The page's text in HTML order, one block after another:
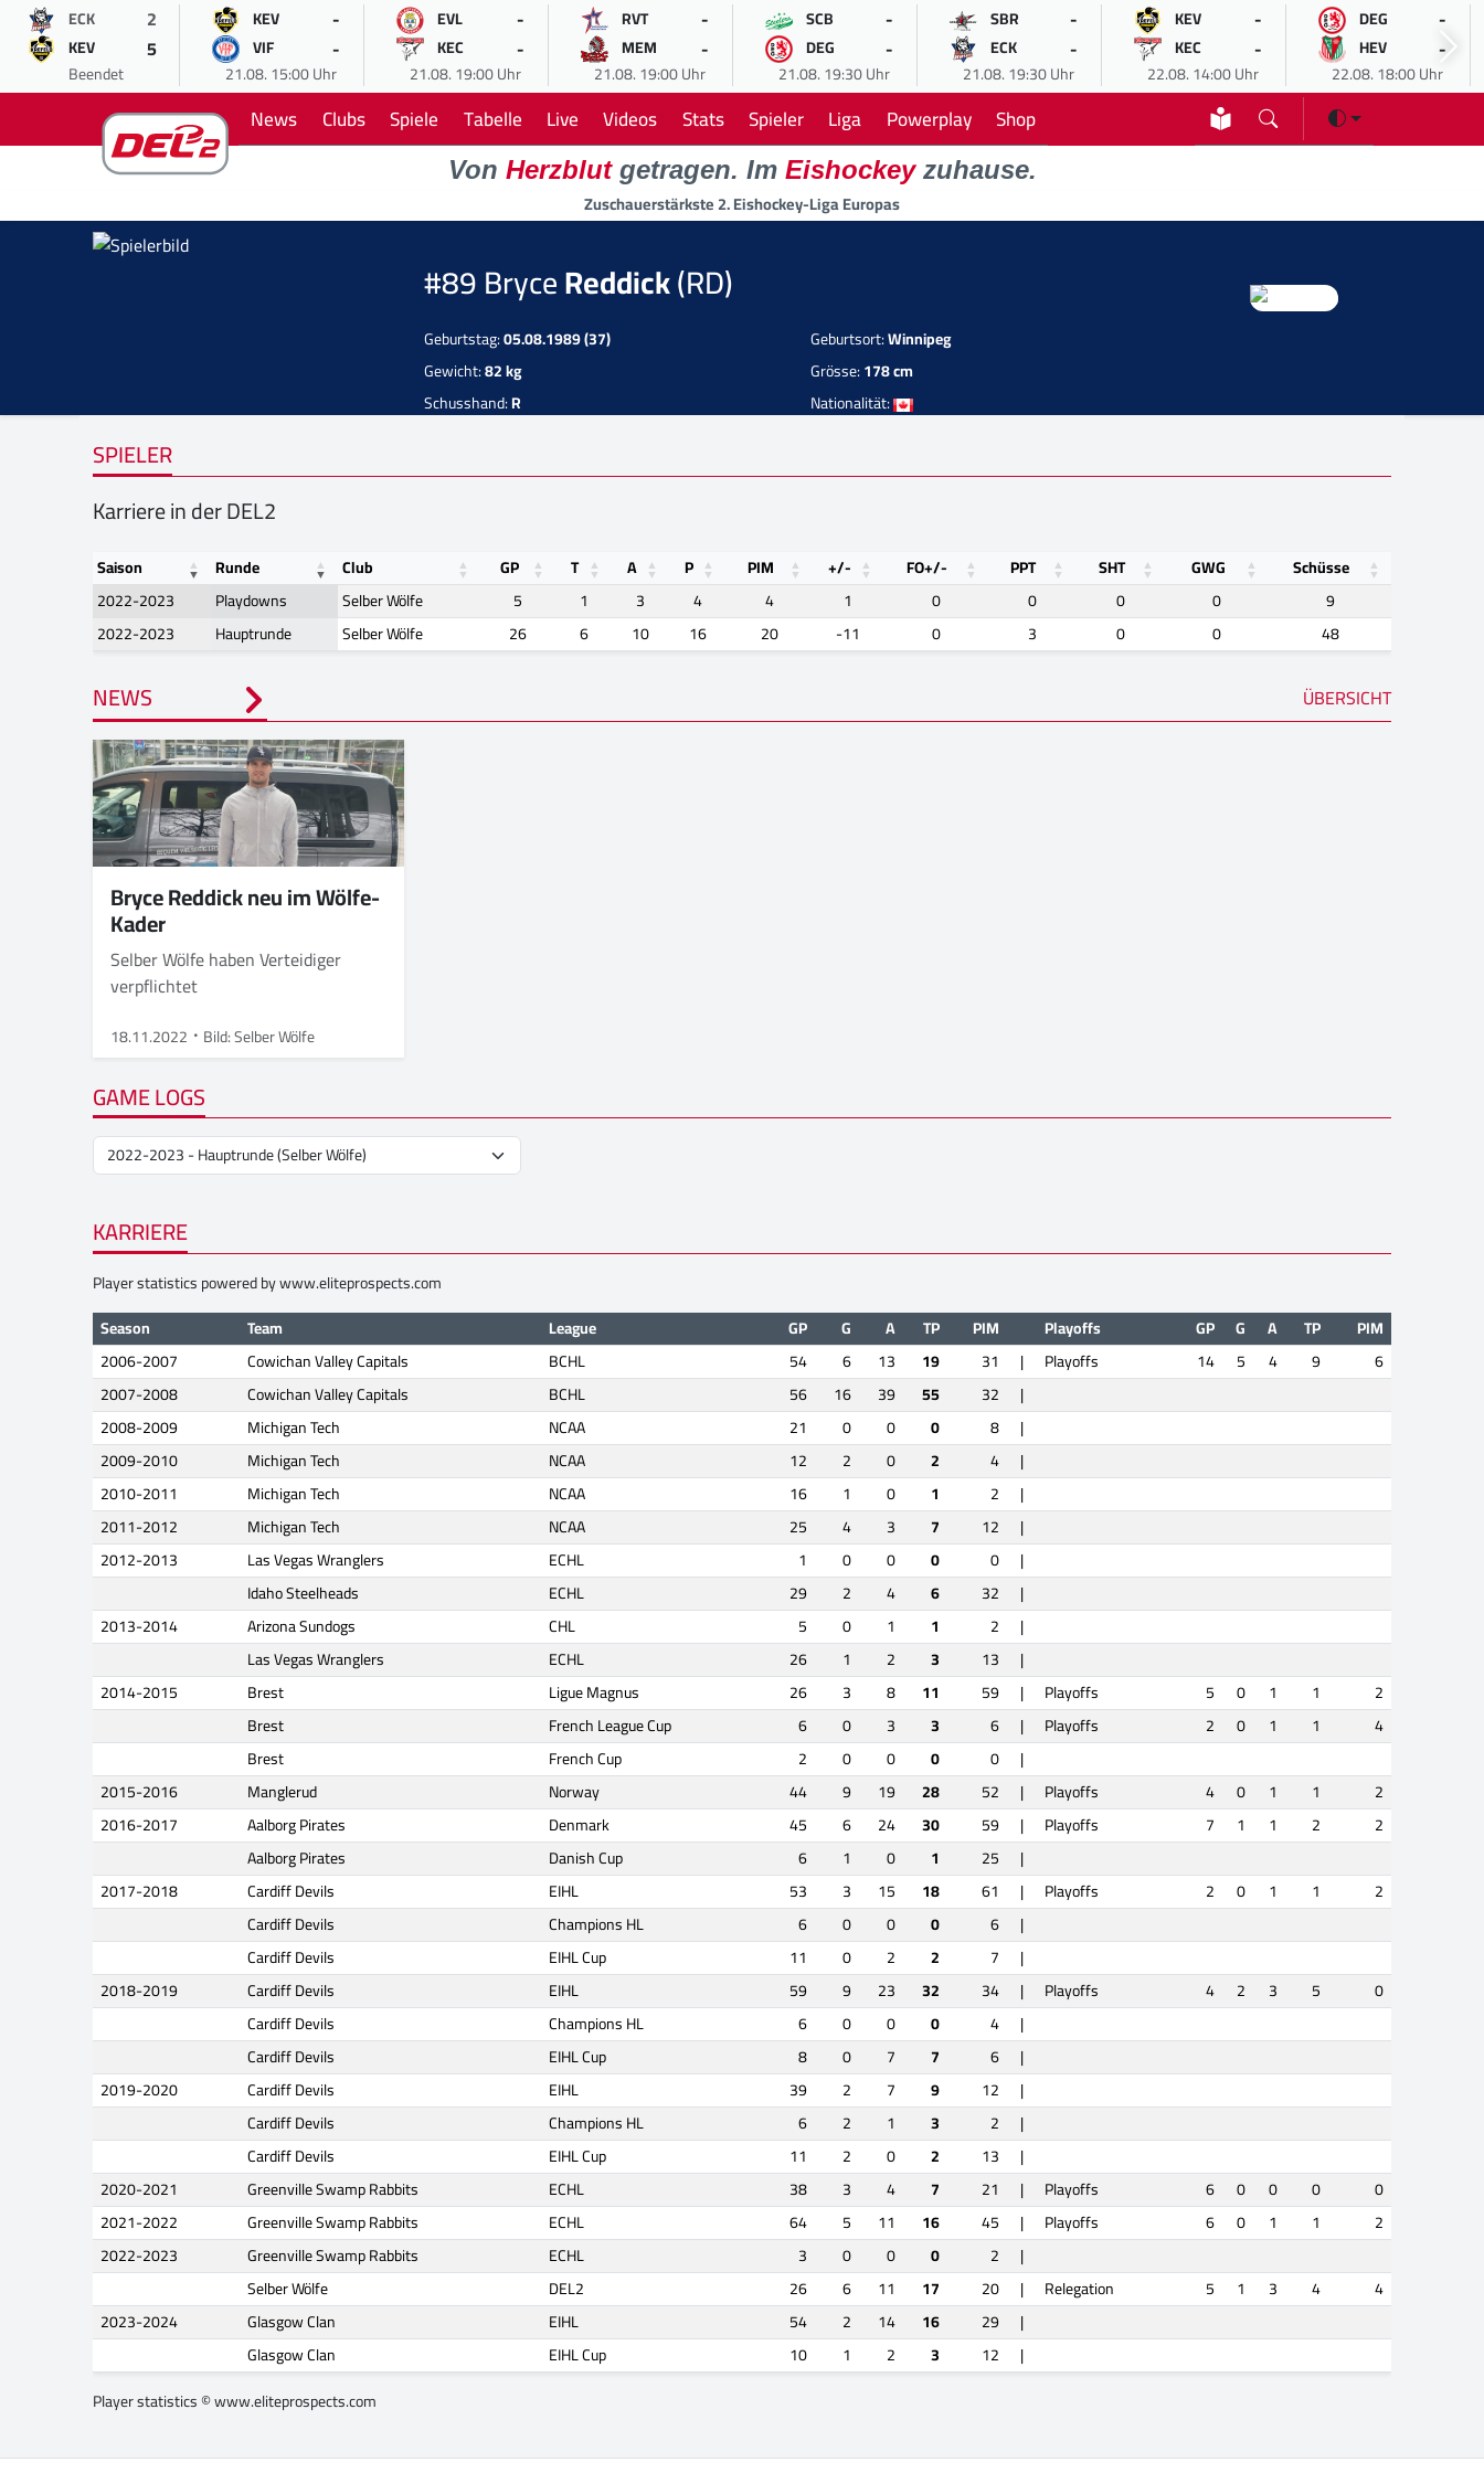
ECK 2
KEV 5
Beendet
KEV -
VIF -
21.08. 15:00 Uhr
EVL -
KEC -
21.08. 19:00 Uhr
RVT -
MEM -
21.08. 19:00 Uhr
SCB -
DEG -
21.08. 19:30 Uhr
SBR -
ECK -
21.08. 19:30 Uhr
KEV -
KEC -
22.08. 14:00 Uhr
DEG -
HEV -
22.08. 18:00 Uhr
News Clubs Spiele Tabelle Live Videos Stats Spieler Liga Powerplay Shop
Von Herzblutgetragen. Im Eishockeyzuhause.
Zuschauerstärkste 2. Eishockey-Liga Europas
#89 BryceReddick(RD)
Geburtstag:05.08.1989 (37) Geburtsort:Winnipeg
Gewicht:82 kg Grösse:178 cm
Schusshand:R Nationalität:
SPIELER
Karriere in der DEL2
Saison Runde Club GP T A P PIM +/- FO+/- PPT SHT GWG
Schüsse
2022-2023
Playdowns Selber Wölfe 5 1 3 4 4 1 0 0 0 0
9
2022-2023
Hauptrunde Selber Wölfe 26 6 10 16 20 -11 0 3 0 0 48
NEWS ÜBERSICHT
Bryce Reddick neu im Wölfe-
Kader
Selber Wölfe haben Verteidiger
verpflichtet
18.11.2022 Bild: Selber Wölfe
GAME LOGS
KARRIERE
Player statistics powered bywww.eliteprospects.com
Season
Team League GP G A TP PIM Playoffs GP G A TP
PIM
2006-2007
Cowichan Valley Capitals BCHL 54 6 13 19 31 | Playoffs 14 5 4 9
6
2007-2008
Cowichan Valley Capitals BCHL 56 16 39 55 32
|
2008-2009
Michigan Tech NCAA 21 0 0 0 8
|
2009-2010
Michigan Tech NCAA 12 2 0 2 4
|
2010-2011
Michigan Tech NCAA 16 1 0 1 2
|
2011-2012
Michigan Tech NCAA 25 4 3 7 12
|
2012-2013
Las Vegas Wranglers ECHL 1 0 0 0 0
|
Idaho Steelheads
ECHL 29 2 4 6 32
|
2013-2014
Arizona Sundogs CHL 5 0 1 1 2
|
Las Vegas Wranglers
ECHL 26 1 2 3 13
|
2014-2015
Brest Ligue Magnus 26 3 8 11 59 | Playoffs 5 0 1 1
2
Brest
French League Cup 6 0 3 3 6 | Playoffs 2 0 1 1
4
Brest
French Cup 2 0 0 0 0
|
2015-2016
Manglerud Norway 44 9 19 28 52 | Playoffs 4 0 1 1
2
2016-2017
Aalborg Pirates Denmark 45 6 24 30 59 | Playoffs 7 1 1 2
2
Aalborg Pirates
Danish Cup 6 1 0 1 25
|
2017-2018
Cardiff Devils EIHL 53 3 15 18 61 | Playoffs 2 0 1 1
2
Cardiff Devils
Champions HL 6 0 0 0 6
|
Cardiff Devils
EIHL Cup 11 0 2 2 7
|
2018-2019
Cardiff Devils EIHL 59 9 23 32 34 | Playoffs 4 2 3 5
0
Cardiff Devils
Champions HL 6 0 0 0 4
|
Cardiff Devils
EIHL Cup 8 0 7 7 6
|
2019-2020
Cardiff Devils EIHL 39 2 7 9 12
|
Cardiff Devils
Champions HL 6 2 1 3 2
|
Cardiff Devils
EIHL Cup 11 2 0 2 13
|
2020-2021
Greenville Swamp Rabbits ECHL 38 3 4 7 21 | Playoffs 6 0 0 0
0
2021-2022
Greenville Swamp Rabbits ECHL 64 5 11 16 45 | Playoffs 6 0 1 1
2
2022-2023
Greenville Swamp Rabbits ECHL 3 0 0 0 2
|
Selber Wölfe
DEL2 26 6 11 17 20 | Relegation 5 1 3 4
4
2023-2024
Glasgow Clan EIHL 54 2 14 16 29
|
Glasgow Clan
EIHL Cup 10 1 2 3 12
|
Player statistics ©www.eliteprospects.com